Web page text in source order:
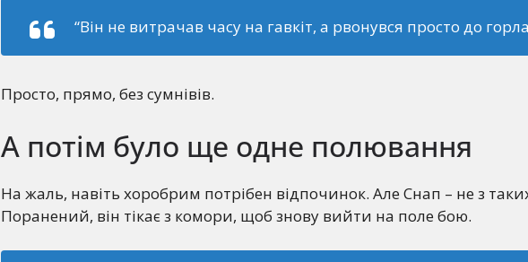
“Він не витрачав часу на гавкіт, а рвонувся просто до
Просто, прямо, без сумнівів.
А потім було ще одне полювання
На жаль, навіть хоробрим потрібен відпочинок. Але Снап – не з
Поранений, він тікає з комори, щоб знову вийти на поле бою.